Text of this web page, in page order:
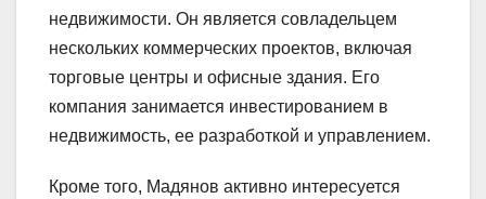
недвижимости. Он является совладельцем
нескольких коммерческих проектов, включая
торговые центры и офисные здания. Его
компания занимается инвестированием в
недвижимость, ее разработкой и управлением.
Кроме того, Мадянов активно интересуется